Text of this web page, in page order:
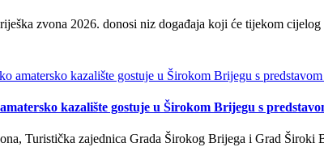
zvona 2026. donosi niz događaja koji će tijekom cijelog
kazalište gostuje u Širokom Brijegu s
Turistička zajednica Grada Širokog Brijega i Grad Široki